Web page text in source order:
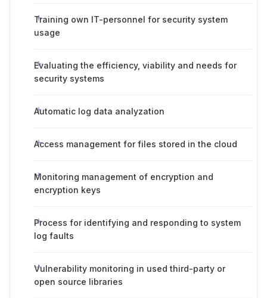
Training own IT-personnel for security system
usage
Evaluating the efficiency, viability and needs for
security systems
Automatic log data analyzation
Access management for files stored in the cloud
Monitoring management of encryption and
encryption keys
Process for identifying and responding to system
log faults
Vulnerability monitoring in used third-party or
open source libraries